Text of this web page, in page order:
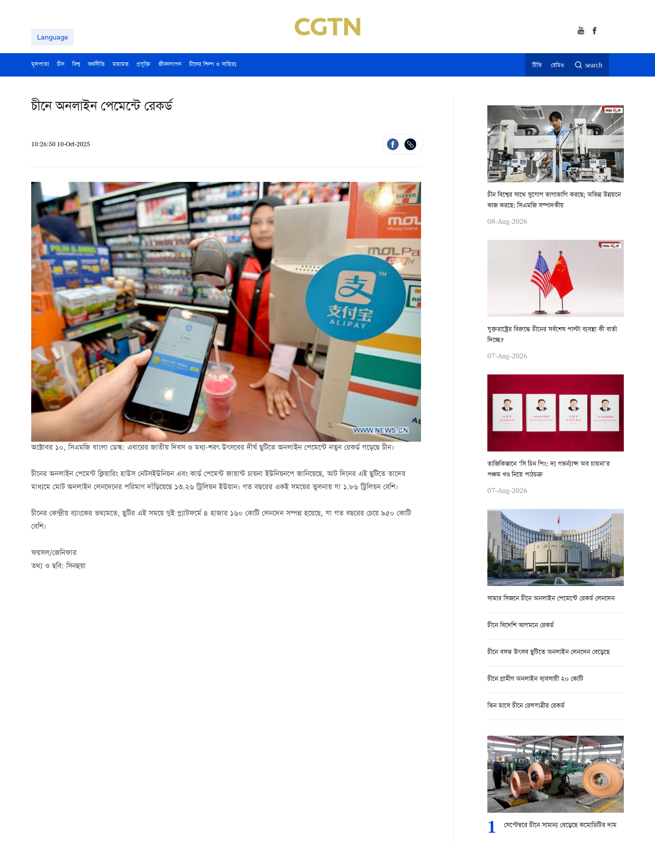
Language
মূলপাতা চীন বিশ্ব অর্থনীতি মতামত প্রযুক্তি জীবনযাপন চীনের শিল্প ও সাহিত্য টিভি রেডিও search
চীনে অনলাইন পেমেন্টে রেকর্ড
10:26:50 10-Oct-2025
অক্টোবর ১০, সিএমজি বাংলা ডেস্ক: এবারের জাতীয় দিবস ও মধ্য-শরৎ উৎসবের দীর্ঘ ছুটিতে অনলাইন পেমেন্টে নতুন রেকর্ড গড়েছে চীন।
চীনের অনলাইন পেমেন্ট ক্লিয়ারিং হাউস নেটসইউনিয়ন এবং কার্ড পেমেন্ট জায়ান্ট চায়না ইউনিয়নপে জানিয়েছে, আট দিনের এই ছুটিতে তাদের
মাধ্যমে মোট অনলাইন লেনদেনের পরিমাণ দাঁড়িয়েছে ১৩.২৬ ট্রিলিয়ন ইউয়ান। গত বছরের একই সময়ের তুলনায় যা ১.৮৬ ট্রিলিয়ন বেশি।
চীনের কেন্দ্রীয় ব্যাংকের তথ্যমতে, ছুটির এই সময়ে দুই প্ল্যাটফর্মে ৪ হাজার ১৬০ কোটি লেনদেন সম্পন্ন হয়েছে, যা গত বছরের চেয়ে ৯৫০ কোটি
বেশি।
ফয়সল/জেনিফার
তথ্য ও ছবি: সিনহুয়া
চীন বিশ্বের সাথে সুযোগ ভাগাভাগি করছে; অভিন্ন উন্নয়নে
কাজ করছে: সিএমজি সম্পাদকীয়
08-Aug-2026
যুক্তরাষ্ট্রের বিরুদ্ধে চীনের সর্বশেষ পাল্টা ব্যবস্থা কী বার্তা
দিচ্ছে?
07-Aug-2026
তাজিকিস্তানে ‘সি চিন পিং: দ্য গভর্ন্যান্স অব চায়না’র
পঞ্চম খণ্ড নিয়ে পাঠচক্র
07-Aug-2026
সামার সিজনে চীনে অনলাইন পেমেন্টে রেকর্ড লেনদেন
চীনে বিদেশি আগমনে রেকর্ড
চীনে বসন্ত উৎসব ছুটিতে অনলাইন লেনদেন বেড়েছে
চীনে গ্রামীণ অনলাইন ব্যবসায়ী ২০ কোটি
তিন মাসে চীনে রেলযাত্রীর রেকর্ড
1 সেপ্টেম্বরে চীনে সামান্য বেড়েছে কমোডিটির দাম